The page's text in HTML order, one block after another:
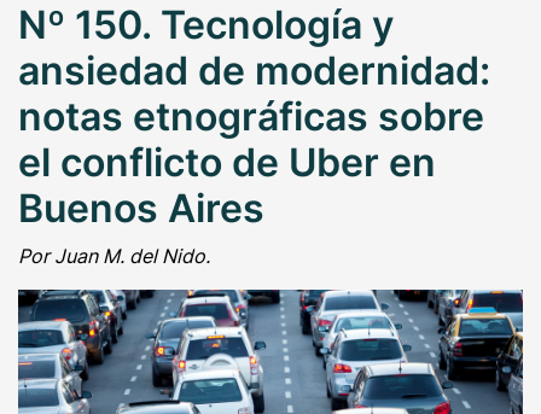
Nº 150. Tecnología y
ansiedad de modernidad:
notas etnográficas sobre
el conflicto de Uber en
Buenos Aires
Por Juan M. del Nido.